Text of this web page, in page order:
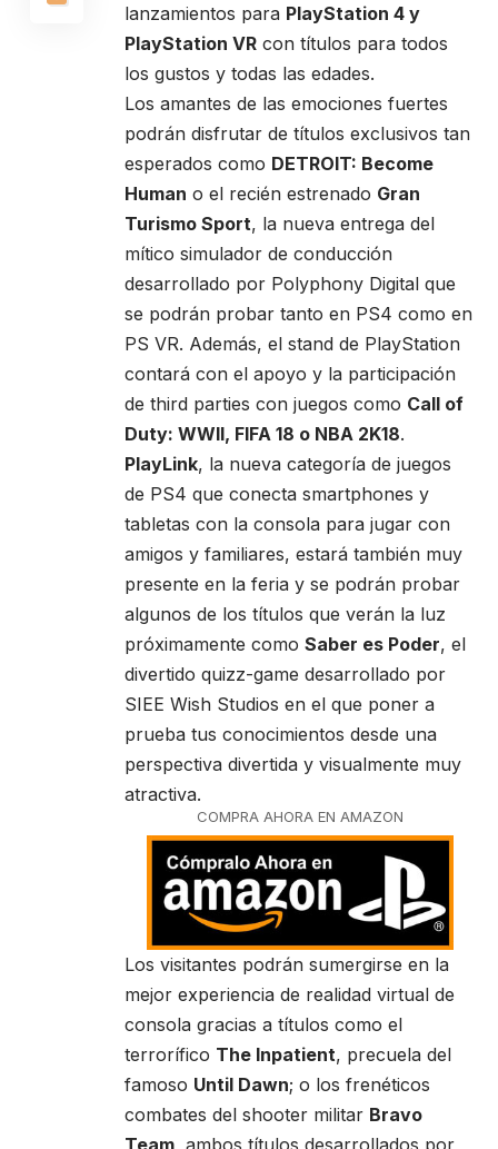
lanzamientos para PlayStation 4 y
PlayStation VR con títulos para todos
los gustos y todas las edades.
Los amantes de las emociones fuertes
podrán disfrutar de títulos exclusivos tan
esperados como DETROIT: Become
Human o el recién estrenado Gran
Turismo Sport, la nueva entrega del
mítico simulador de conducción
desarrollado por Polyphony Digital que
se podrán probar tanto en PS4 como en
PS VR. Además, el stand de PlayStation
contará con el apoyo y la participación
de third parties con juegos como Call of
Duty: WWII, FIFA 18 o NBA 2K18.
PlayLink, la nueva categoría de juegos
de PS4 que conecta smartphones y
tabletas con la consola para jugar con
amigos y familiares, estará también muy
presente en la feria y se podrán probar
algunos de los títulos que verán la luz
próximamente como Saber es Poder, el
divertido quizz-game desarrollado por
SIEE Wish Studios en el que poner a
prueba tus conocimientos desde una
perspectiva divertida y visualmente muy
atractiva.
COMPRA AHORA EN AMAZON
Los visitantes podrán sumergirse en la
mejor experiencia de realidad virtual de
consola gracias a títulos como el
terrorífico The Inpatient, precuela del
famoso Until Dawn; o los frenéticos
combates del shooter militar Bravo
Team , ambos títulos desarrollados por